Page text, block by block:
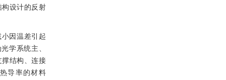
设计的反射
因温差引起
学系统主、
结构、连接
导率的材料